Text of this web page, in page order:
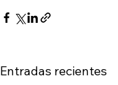
Entradas recientes